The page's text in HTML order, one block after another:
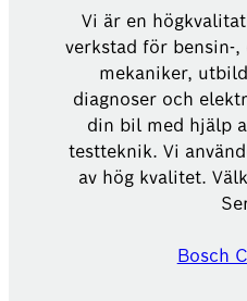
Vi är en
verkstad för bensin-
mekaniker,
diagnoser och
din bil med hjälp
testteknik. Vi
av hög kvalitet.
Bosch